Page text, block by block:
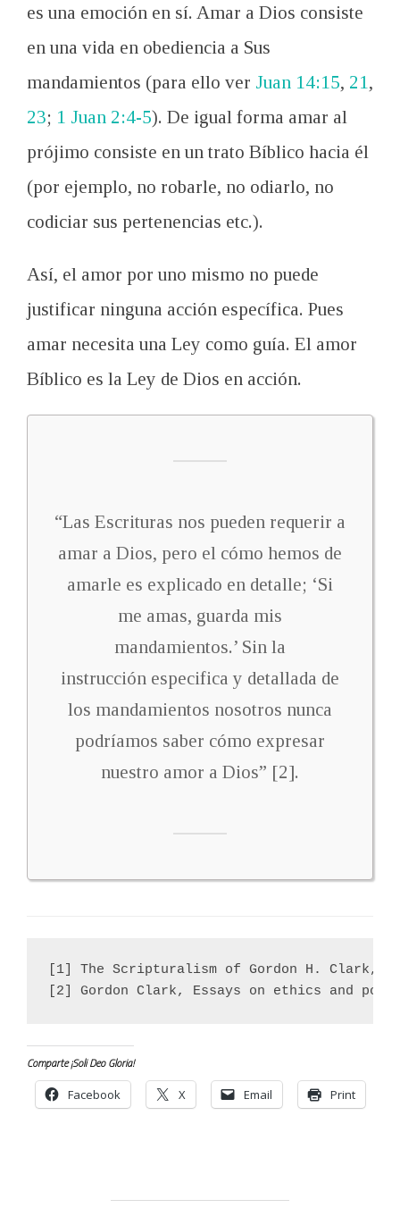
es una emoción en sí. Amar a Dios consiste
en una vida en obediencia a Sus
mandamientos (para ello ver Juan 14:15, 21,
23; 1 Juan 2:4-5). De igual forma amar al
prójimo consiste en un trato Bíblico hacia él
(por ejemplo, no robarle, no odiarlo, no
codiciar sus pertenencias etc.).
Así, el amor por uno mismo no puede
justificar ninguna acción específica. Pues
amar necesita una Ley como guía. El amor
Bíblico es la Ley de Dios en acción.
“Las Escrituras nos pueden requerir a
amar a Dios, pero el cómo hemos de
amarle es explicado en detalle; ‘Si
me amas, guarda mis
mandamientos.’ Sin la
instrucción especifica y detallada de
los mandamientos nosotros nunca
podríamos saber cómo expresar
nuestro amor a Dios” [2].
[1] The Scripturalism of Gordon H. Clark, W.
[2] Gordon Clark, Essays on ethics and
Comparte ¡Soli Deo Gloria!
Facebook X Email Print